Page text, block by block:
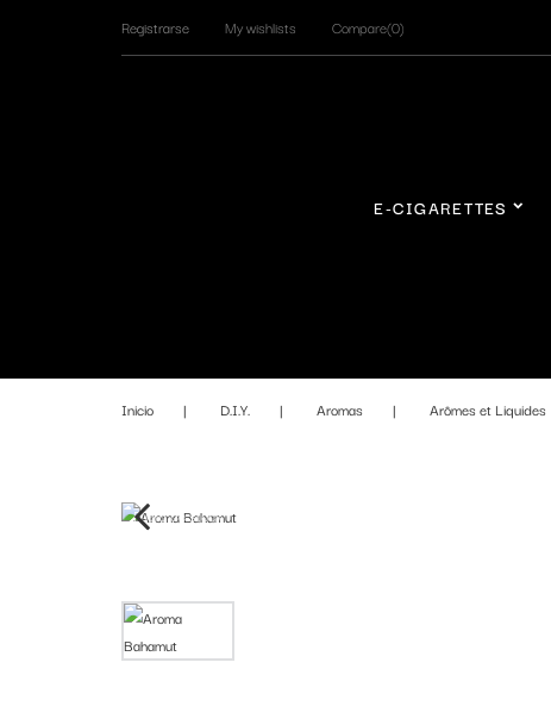
Registrarse My wishlists Compare(0)
E-CIGARETTES
Inicio D.I.Y. Aromas Arômes et Liquides
Fuera de stock